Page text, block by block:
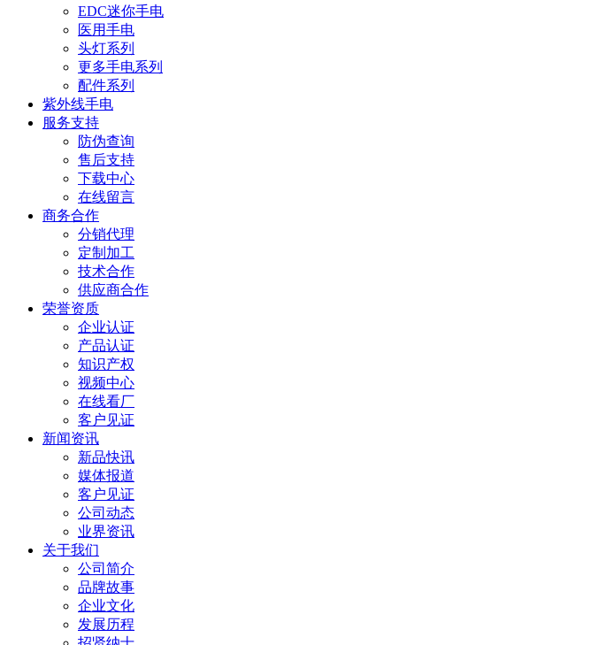
EDC迷你手电
医用手电
头灯系列
更多手电系列
配件系列
紫外线手电
服务支持
防伪查询
售后支持
下载中心
在线留言
商务合作
分销代理
定制加工
技术合作
供应商合作
荣誉资质
企业认证
产品认证
知识产权
视频中心
在线看厂
客户见证
新闻资讯
新品快讯
媒体报道
客户见证
公司动态
业界资讯
关于我们
公司简介
品牌故事
企业文化
发展历程